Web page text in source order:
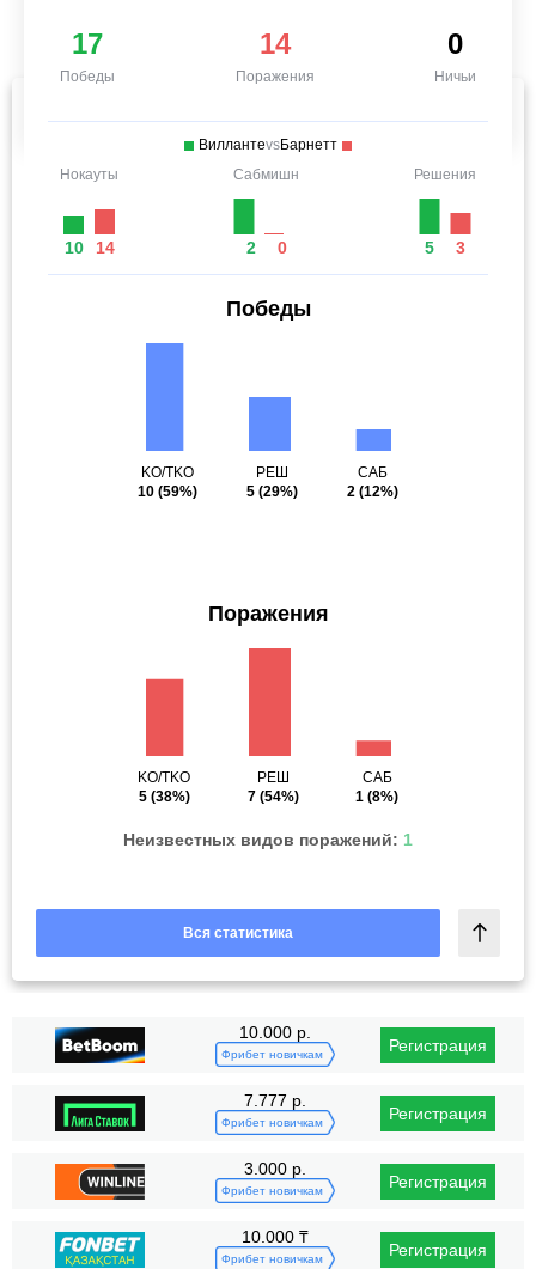
17
Победы
14
Поражения
0
Ничьи
ВиллантеvsБарнетт
Нокауты
10 14
Сабмишн
2 0
Решения
5 3
Победы
KO/TKO
10 (59%)
РЕШ
5 (29%)
САБ
2 (12%)
Поражения
KO/TKO
5(38%)
РЕШ
7(54%)
САБ
1 (8%)
Неизвестных видов поражений: 1
Вся статистика
10.000 р.
Фрибет новичкам Регистрация
7.777 р.
Фрибет новичкам Регистрация
3.000 р.
Фрибет новичкам Регистрация
10.000 ₸
Фрибет новичкам Регистрация